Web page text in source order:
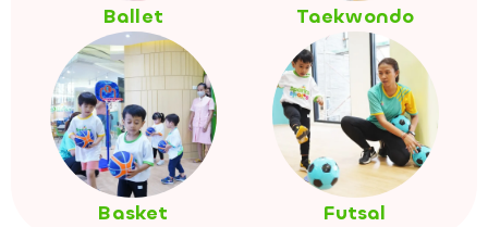
Ballet Taekwondo
Basket Futsal